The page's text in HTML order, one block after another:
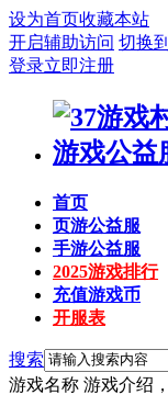
设为首页收藏本站
开启辅助访问 切换
登录立即注册
首页
页游公益服
手游公益服
2025游戏排行
充值游戏币
开服表
搜索
游戏名称 游戏介绍